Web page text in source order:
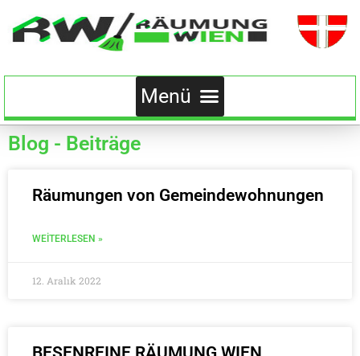
Blog - Beiträge
Räumungen von Gemeindewohnungen
WEITERLESEN »
12. Aralık 2022